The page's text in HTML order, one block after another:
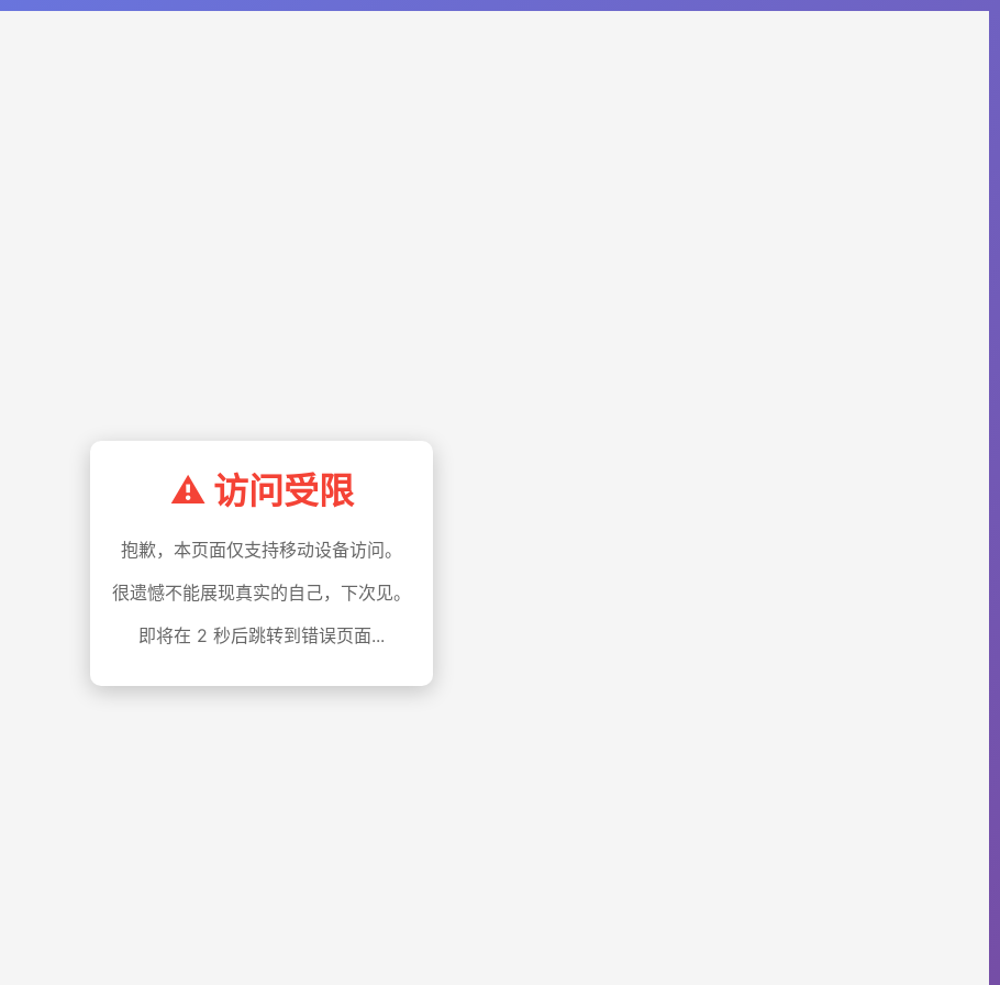
⚠️ 访问受限
抱歉，本页面仅支持移动设备访问。
很遗憾不能展现真实的自己，下次见。
即将在1秒后跳转到错误页面...